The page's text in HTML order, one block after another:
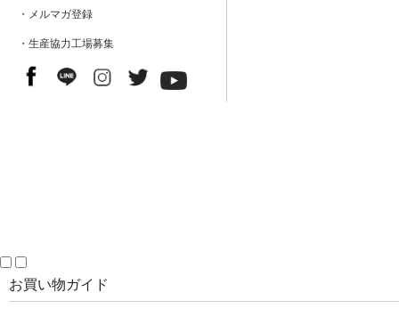
・メルマガ登録
・生産協力工場募集
お買い物ガイド